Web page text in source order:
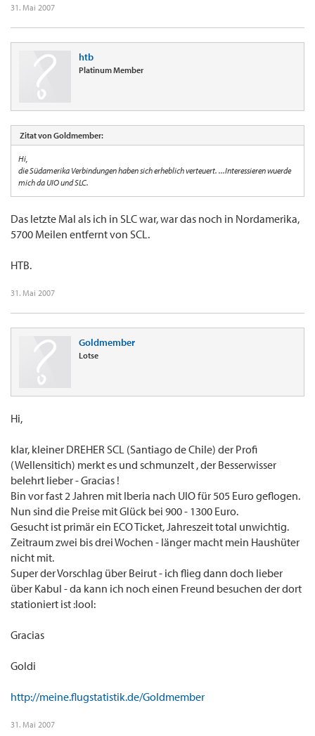
31. Mai 2007
htb
Platinum Member
Zitat von Goldmember:
Hi,
die Südamerika Verbindungen haben sich erheblich verteuert. ...Interessieren wuerde
mich da UIO und SLC.
Das letzte Mal als ich in SLC war, war das noch in Nordamerika,
5700 Meilen entfernt von SCL.
HTB.
31. Mai 2007
Goldmember
Lotse
Hi,
klar, kleiner DREHER SCL (Santiago de Chile) der Profi
(Wellensitich) merkt es und schmunzelt , der Besserwisser
belehrt lieber - Gracias !
Bin vor fast 2 Jahren mit Iberia nach UIO für 505 Euro geflogen.
Nun sind die Preise mit Glück bei 900 - 1300 Euro.
Gesucht ist primär ein ECO Ticket, Jahreszeit total unwichtig.
Zeitraum zwei bis drei Wochen - länger macht mein Haushüter
nicht mit.
Super der Vorschlag über Beirut - ich flieg dann doch lieber
über Kabul - da kann ich noch einen Freund besuchen der dort
stationiert ist :lool:
Gracias
Goldi
http://meine.flugstatistik.de/Goldmember
31. Mai 2007